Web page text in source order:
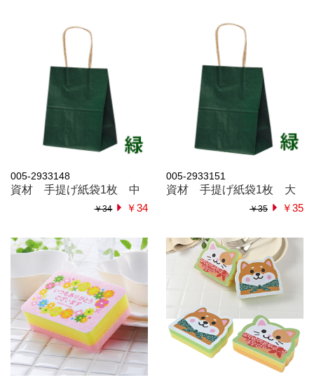
005-2933148
資材 手提げ紙袋1枚 中
￥34 ￥34
005-2933151
資材 手提げ紙袋1枚 大
￥35 ￥35